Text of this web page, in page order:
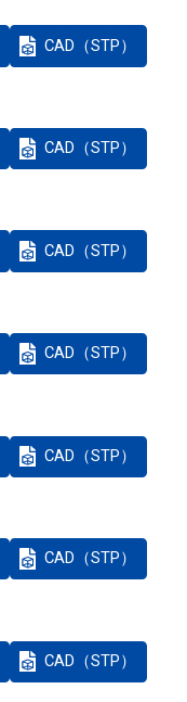
CAD（STP）
CAD（STP）
CAD（STP）
CAD（STP）
CAD（STP）
CAD（STP）
CAD（STP）